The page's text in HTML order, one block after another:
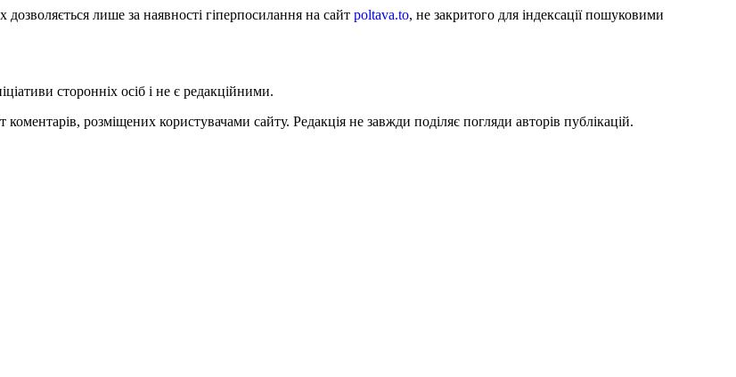
лише за наявності гіперпосилання на сайт poltava.to, не закритого для індексації пошуковими
сторонніх осіб і не є редакційними.
розміщених користувачами сайту. Редакція не завжди поділяє погляди авторів публікацій.